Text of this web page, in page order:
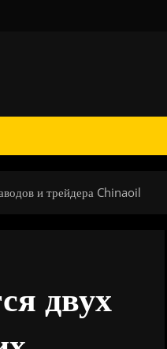
и трейдера Chinaoil
двух